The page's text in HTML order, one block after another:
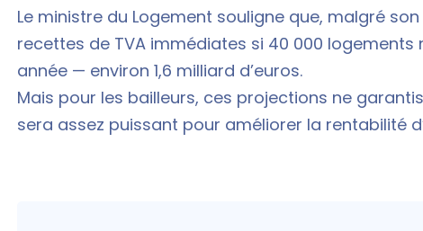
Le ministre du Logement souligne que, malgré
recettes de TVA immédiates si 40 000
année — environ 1,6 milliard d’euros.
Mais pour les bailleurs, ces projections ne
sera assez puissant pour améliorer la rentabilité